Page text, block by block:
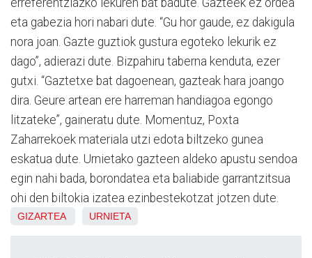
eta gabezia hori nabari dute. “Gu hor gaude, ez dakigula
nora joan. Gazte guztiok gustura egoteko lekurik ez
dago”, adierazi dute. Bizpahiru taberna kenduta, ezer
gutxi. “Gaztetxe bat dagoenean, gazteak hara joango
dira. Geure artean ere harreman handiagoa egongo
litzateke”, gaineratu dute. Momentuz, Poxta
Zaharrekoek materiala utzi edota biltzeko gunea
eskatua dute. Urnietako gazteen aldeko apustu sendoa
egin nahi bada, borondatea eta baliabide garrantzitsua
ohi den biltokia izatea ezinbestekotzat jotzen dute.
GIZARTEA URNIETA